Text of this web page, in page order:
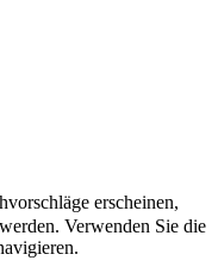
erscheinen,
Verwenden Sie die